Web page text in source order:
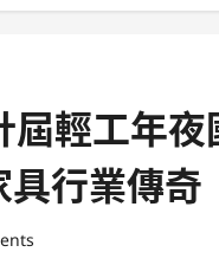
屆輕工年
行業傳奇